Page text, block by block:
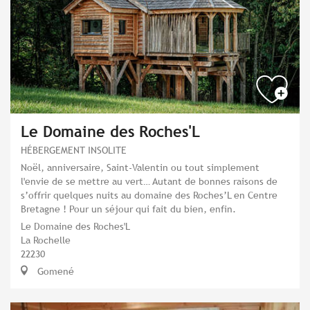
Le Domaine des Roches'L
HÉBERGEMENT INSOLITE
Noël, anniversaire, Saint-Valentin ou tout simplement
l'envie de se mettre au vert… Autant de bonnes raisons de
s’offrir quelques nuits au domaine des Roches’L en Centre
Bretagne ! Pour un séjour qui fait du bien, enfin.
Le Domaine des Roches'L
La Rochelle
22230
Gomené